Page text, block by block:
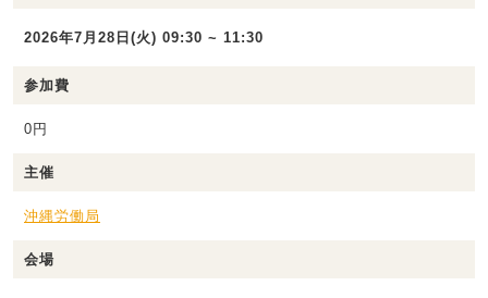
2026年7月28日(火) 09:30 ~ 11:30
参加費
0円
主催
沖縄労働局
会場